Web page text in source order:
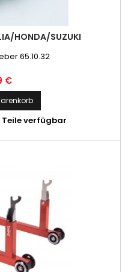
HONDA/SUZUKI
65.10.32
€
Teile verfügbar